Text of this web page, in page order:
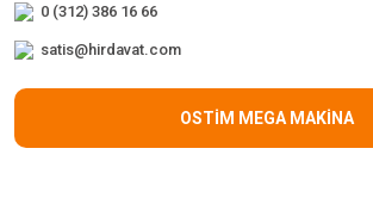
0 (312) 386 16 66
satis@hirdavat.com
OSTİM MEGA MAKİNA